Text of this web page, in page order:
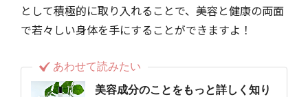
として積極的に取り入れることで、美容と健康の両面
で若々しい身体を手にすることができますよ！
あわせて読みたい
美容成分のことをもっと詳しく知り